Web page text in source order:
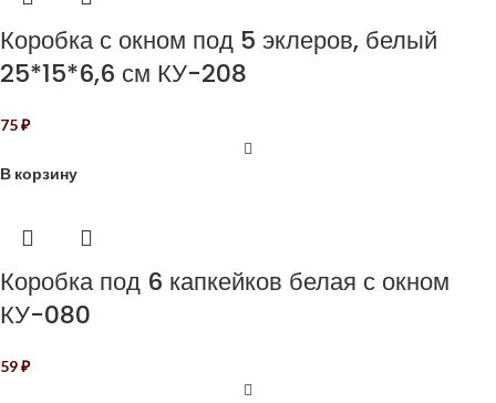
Коробка с окном под 5 эклеров, белый
25*15*6,6 см КУ-208
75₽
В корзину
Коробка под 6 капкейков белая с окном
КУ-080
59₽